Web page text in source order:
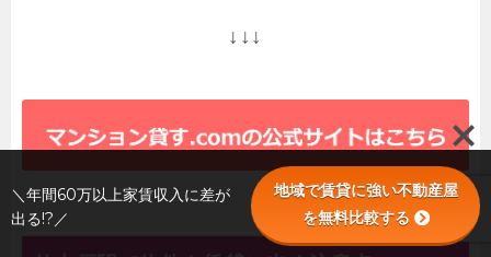
↓↓↓
＼年間60万以上家賃収入に差が
出る!?／
地域で賃貸に強い不動産屋
を無料比較する